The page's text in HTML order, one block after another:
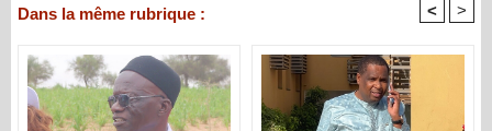
Dans la même rubrique : < >